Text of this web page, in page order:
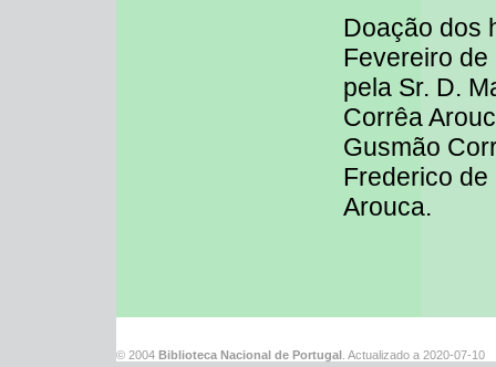
Doação dos
Fevereiro
pela Sr. D.
Corrêa
Gusmão
Frederico
Arouca.
© 2004 Biblioteca Nacional de Portugal . Actualizado a 2020-07-10